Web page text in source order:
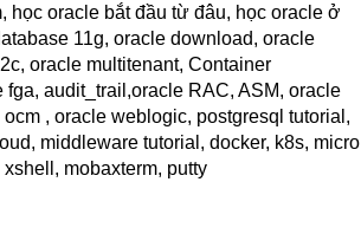
học oracle bắt đầu từ đâu, học oracle ở
11g, oracle download, oracle
oracle multitenant, Container
audit_trail,oracle RAC, ASM, oracle
, oracle weblogic, postgresql tutorial,
middleware tutorial, docker, k8s, micro
mobaxterm, putty